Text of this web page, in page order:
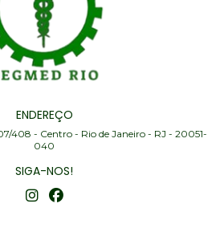
ENDEREÇO
408 - Centro - Rio de Janeiro - RJ - 20051-
040
SIGA-NOS!